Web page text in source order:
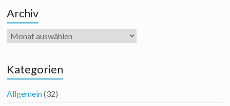
Archiv
Archiv
Kategorien
Allgemein(32)